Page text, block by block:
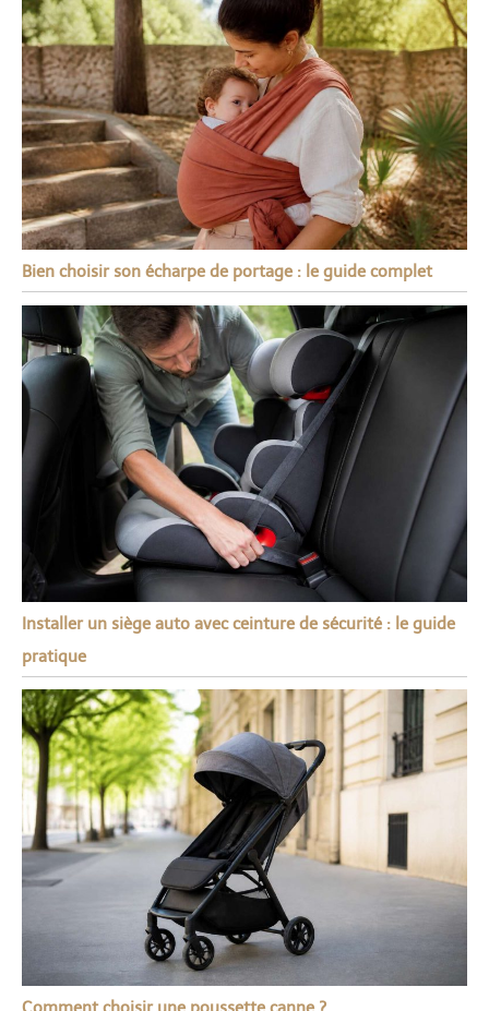
Bien choisir son écharpe de portage : le guide complet
Installer un siège auto avec ceinture de sécurité : le guide
pratique